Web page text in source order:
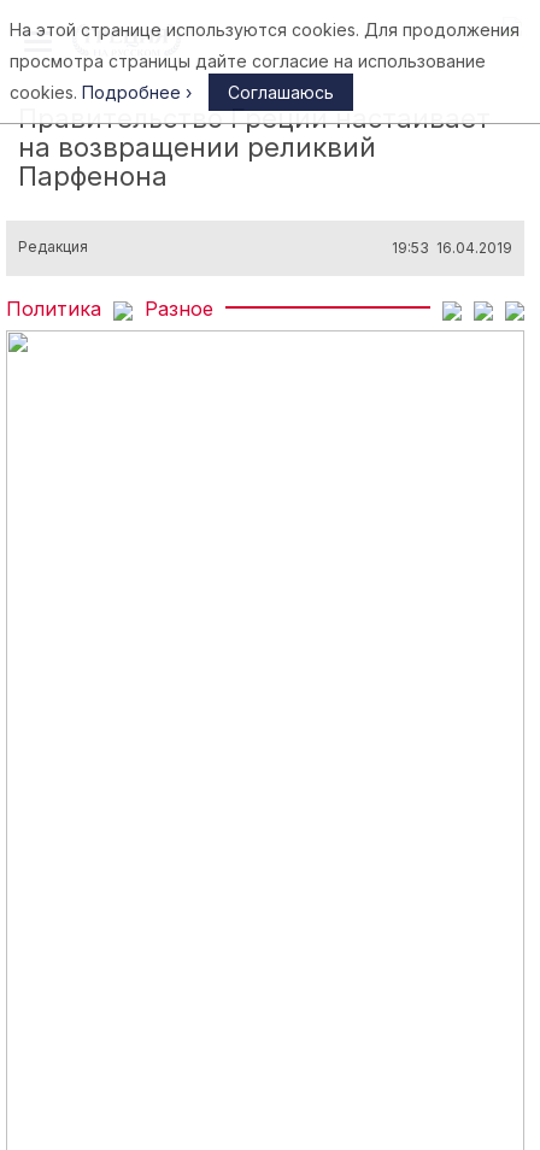
Афины
Правительство Греции настаивает
на возвращении реликвий
Парфенона
Редакция 19:53 16.04.2019
Политика Разное
На этой странице используются cookies. Для продолжения
просмотра страницы дайте согласие на использование
cookies. Подробнее › Соглашаюсь